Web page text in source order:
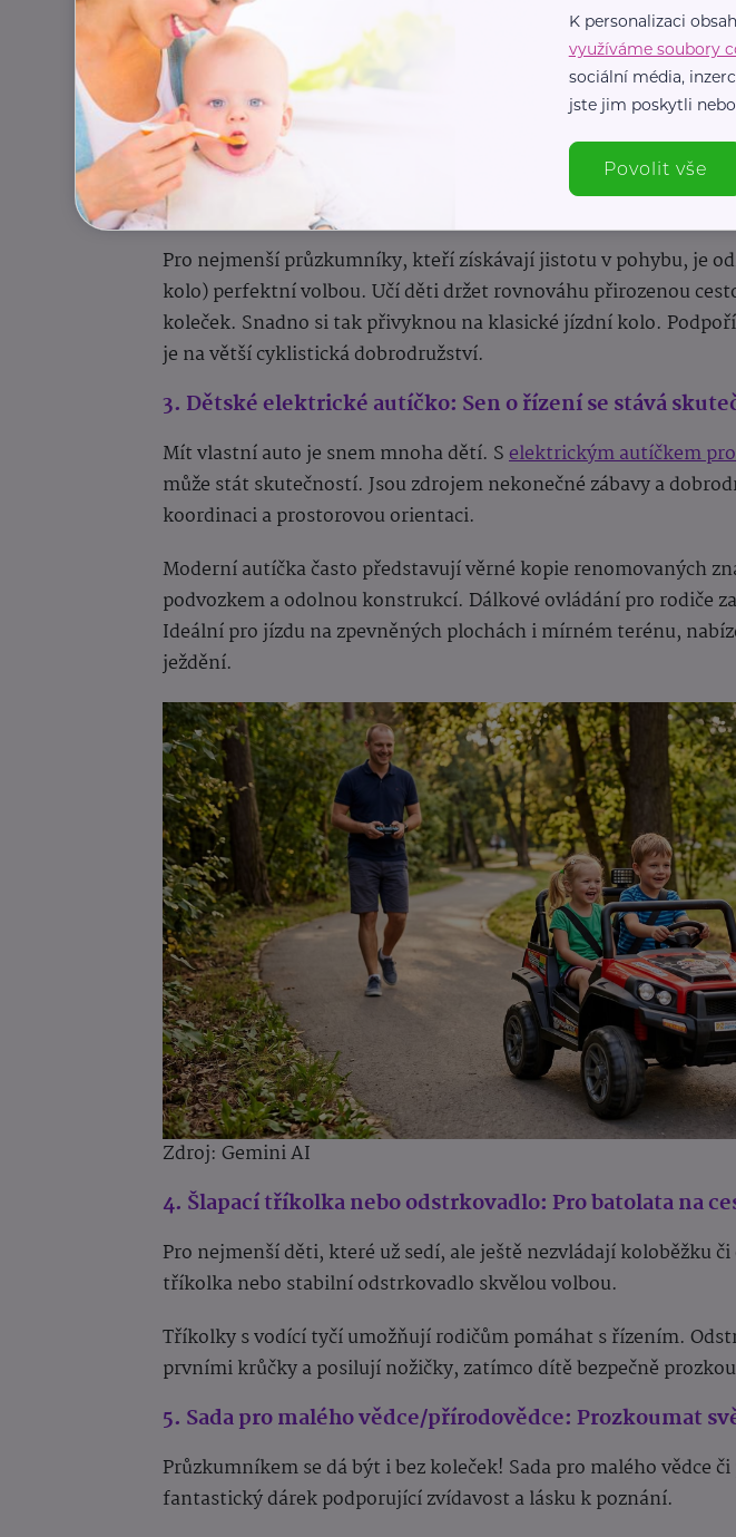
1. Koloběžka: Ikona dětství v moderním hávu
Koloběžka je nestárnoucí klasika, ideální pro rozvoj rovnováhy
a umožňuje svižně objevovat okolí. Na trhu najdete modely pro
kolečky i pro starší. Vybírejte s nastavitelnou výškou řídítek, aby
skvělý parťák na procházky i do parku.
2. Odrážedlo nebo první kolo bez pedálů: Brána k
Pro nejmenší průzkumníky, kteří získávají jistotu v pohybu, je
kolo) perfektní volbou. Učí děti držet rovnováhu přirozenou
koleček. Snadno si tak přivyknou na klasické jízdní kolo.
je na větší cyklistická dobrodružství.
3. Dětské elektrické autíčko: Sen o řízení se stává
Mít vlastní auto je snem mnoha dětí. Selektrickým autíčkem
může stát skutečností. Jsou zdrojem nekonečné zábavy a
koordinaci a prostorovou orientaci.
Moderní autíčka často představují věrné kopie renomovaných
podvozkem a odolnou konstrukcí. Dálkové ovládání pro rodiče
Ideální pro jízdu na zpevněných plochách i mírném terénu,
ježdění.
Zdroj: Gemini AI
4. Šlapací tříkolka nebo odstrkovadlo: Pro batolata na
Pro nejmenší děti, které už sedí, ale ještě nezvládají koloběžku
tříkolka nebo stabilní odstrkovadlo skvělou volbou.
Tříkolky s vodící tyčí umožňují rodičům pomáhat s řízením.
prvními krůčky a posilují nožičky, zatímco dítě bezpečně
5. Sada pro malého vědce/přírodovědce: Prozkoumat
Průzkumníkem se dá být i bez koleček! Sada pro malého vědce
fantastický dárek podporující zvídavost a lásku k poznání.
K personalizaci
využíváme soubory
sociální média,
jste jim poskytli
Povolit vše